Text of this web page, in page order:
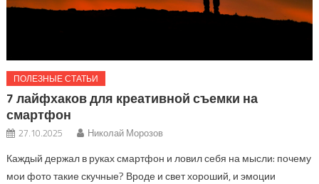
ПОЛЕЗНЫЕ СТАТЬИ
7 лайфхаков для креативной съемки на
смартфон
27.10.2025 Николай Морозов
Каждый держал в руках смартфон и ловил себя на мысли: почему
мои фото такие скучные? Вроде и свет хороший, и эмоции